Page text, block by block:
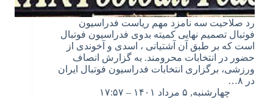
رد صلاحیت سه نامزد مهم ریاست فدراسیون
فوتبال تصمیم نهایی کمیته بدوی فدراسیون فوتبال
است که بر طبق آن آشتیانی ، اسدی و آخوندی از
حضور در انتخابات محرومند. به گزارش انصاف
ورزشی، برگزاری انتخابات فدراسیون فوتبال ایران
در ۸…
چهارشنبه, ۵ مرداد ۱۴۰۱ – ۱۷:۵۷